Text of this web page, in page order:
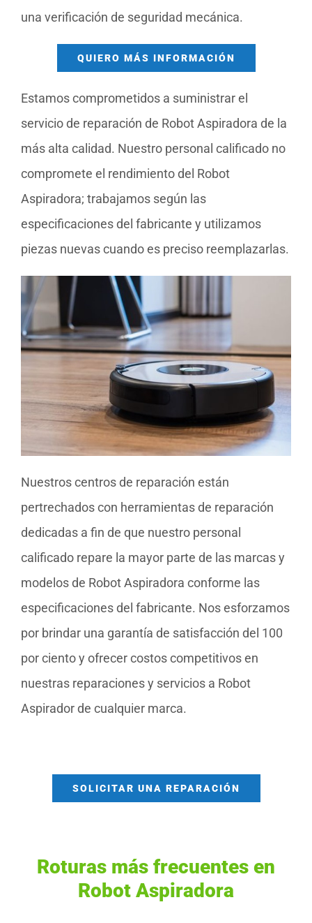
una verificación de seguridad mecánica.
QUIERO MÁS INFORMACIÓN
Estamos comprometidos a suministrar el
servicio de reparación de Robot Aspiradora de la
más alta calidad. Nuestro personal calificado no
compromete el rendimiento del Robot
Aspiradora; trabajamos según las
especificaciones del fabricante y utilizamos
piezas nuevas cuando es preciso reemplazarlas.
Nuestros centros de reparación están
pertrechados con herramientas de reparación
dedicadas a fin de que nuestro personal
calificado repare la mayor parte de las marcas y
modelos de Robot Aspiradora conforme las
especificaciones del fabricante. Nos esforzamos
por brindar una garantía de satisfacción del 100
por ciento y ofrecer costos competitivos en
nuestras reparaciones y servicios a Robot
Aspirador de cualquier marca.
SOLICITAR UNA REPARACIÓN
Roturas más frecuentes en
Robot Aspiradora